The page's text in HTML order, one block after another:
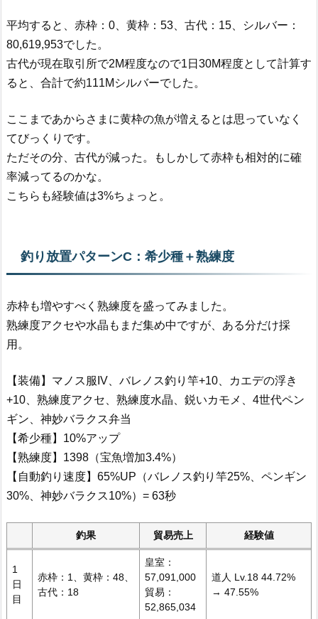
平均すると、赤枠：0、黄枠：53、古代：15、シルバー：
80,619,953でした。
古代が現在取引所で2M程度なので1日30M程度として計算す
ると、合計で約111Mシルバーでした。
ここまであからさまに黄枠の魚が増えるとは思っていなく
てびっくりです。
ただその分、古代が減った。もしかして赤枠も相対的に確
率減ってるのかな。
こちらも経験値は3%ちょっと。
釣り放置パターンC：希少種＋熟練度
赤枠も増やすべく熟練度を盛ってみました。
熟練度アクセや水晶もまだ集め中ですが、ある分だけ採
用。
【装備】マノス服IV、バレノス釣り竿+10、カエデの浮き
+10、熟練度アクセ、熟練度水晶、鋭いカモメ、4世代ペン
ギン、神妙バラクス弁当
【希少種】10%アップ
【熟練度】1398（宝魚増加3.4%）
【自動釣り速度】65%UP（バレノス釣り竿25%、ペンギン
30%、神妙バラクス10%）= 63秒
釣果 貿易売上 経験値
1
日
目
赤枠：1、黄枠：48、
古代：18
皇室：
57,091,000
貿易：
52,865,034
道人 Lv.18 44.72%
→ 47.55%